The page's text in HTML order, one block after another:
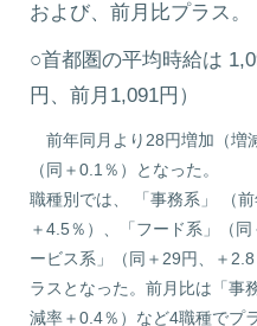
および、前月比プラス。
○首都圏の平均時給は
円、前月1,091円）
前年同月より28円増加（増
（同＋0.1％）となった。
職種別では、 「事務系」 （
＋4.5％）、「フード系」（
ービス系」（同＋29円、＋
ラスとなった。前月比は「事
減率＋0.4％）など4職種でプ